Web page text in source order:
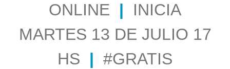
ONLINE |
INICIA
MARTES 13 DE JULIO 17
HS | #GRATIS